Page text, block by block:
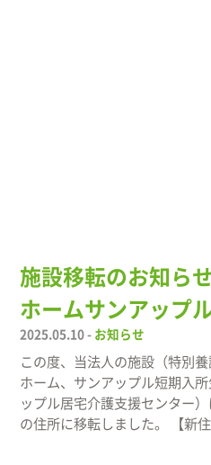
施設移転のお知ら
ホームサンアップ
2025.05.10 - お知らせ
この度、当法人の施設（特別
ホーム、サンアップル短期入
ップル居宅介護支援センター
の住所に移転しました。 【新住